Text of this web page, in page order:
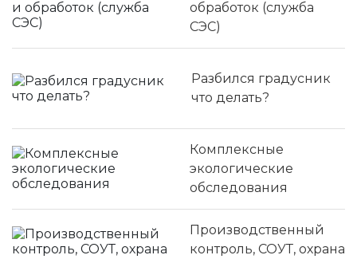
обработок (служба
СЭС)
Разбился градусник
что делать?
Комплексные
экологические
обследования
Производственный
контроль, СОУТ, охрана